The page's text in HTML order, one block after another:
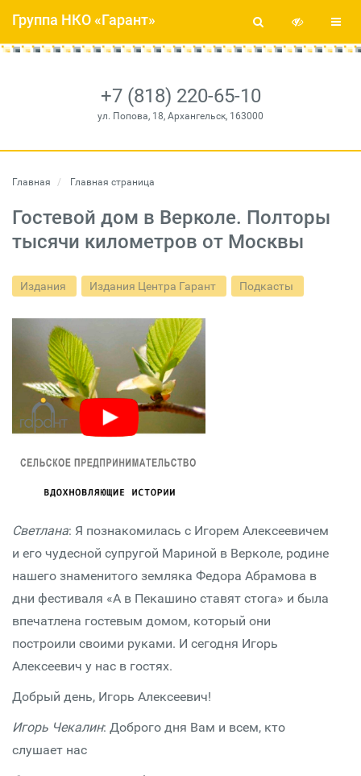
+7 (818) 220-65-10
ул. Попова, 18, Архангельск, 163000
Группа НКО «Гарант»
Главная Главная страница
Гостевой дом в Верколе. Полторы
тысячи километров от Москвы
Издания Издания Центра Гарант Подкасты
Светлана: Я познакомилась с Игорем Алексеевичем
и его чудесной супругой Мариной в Верколе, родине
нашего знаменитого земляка Федора Абрамова в
дни фестиваля «А в Пекашино ставят стога» и была
впечатлена гостевым домом, который они
построили своими руками. И сегодня Игорь
Алексеевич у нас в гостях.
Добрый день, Игорь Алексеевич!
Игорь Чекалин: Доброго дня Вам и всем, кто
слушает нас